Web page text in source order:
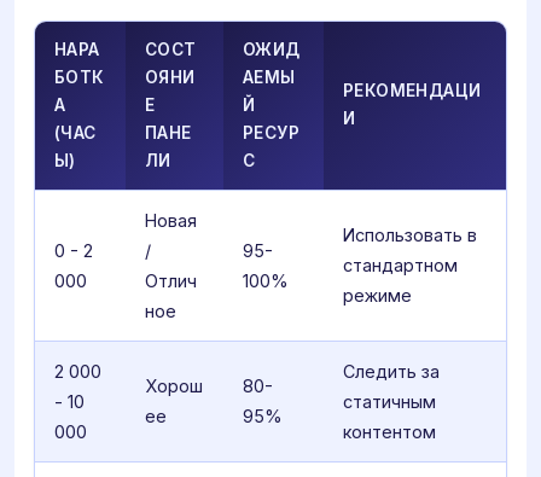
НАРА
БОТК
А
(ЧАС
Ы)
СОСТ
ОЯНИ
Е
ПАНЕ
ЛИ
ОЖИД
АЕМЫ
Й
РЕСУР
С
РЕКОМЕНДАЦИ
И
0 - 2
000
Новая
/
Отлич
ное
95-
100%
Использовать в
стандартном
режиме
2 000
- 10
000
Хорош
ее
80-
95%
Следить за
статичным
контентом